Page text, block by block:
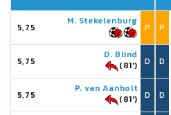
5,75
M. Stekelenburg
P
5,75
D. Blind
(81')
D
5,75
P. van Aanholt
(81')
D
P
D
D